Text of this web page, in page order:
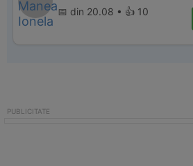
📅 din 20.08 • 👍 10